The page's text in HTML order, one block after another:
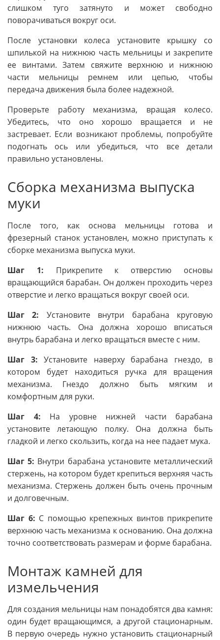
слишком туго затянуто и может свободно
поворачиваться вокруг оси.
После установки колеса установите крышку со
шпилькой на нижнюю часть мельницы и закрепите
ее винтами. Затем свяжите верхнюю и нижнюю
части мельницы ремнем или цепью, чтобы
передача движения была более надежной.
Проверьте работу механизма, вращая колесо.
Убедитесь, что оно хорошо вращается и не
застревает. Если возникают проблемы, попробуйте
подогнать ось или убедиться, что все детали
правильно установлены.
Сборка механизма выпуска
муки
После того, как основа мельницы готова и
фрезерный станок установлен, можно приступать к
сборке механизма выпуска муки.
Шаг 1: Прикрепите к отверстию основы
вращающийся барабан. Он должен проходить через
отверстие и легко вращаться вокруг своей оси.
Шаг 2: Установите внутри барабана круговую
нижнюю часть. Она должна хорошо вписаться
внутрь барабана и легко вращаться вместе с ним.
Шаг 3: Установите наверху барабана гнездо, в
котором будет находиться ручка для вращения
механизма. Гнездо должно быть мягким и
комфортным для руки.
Шаг 4: На уровне нижней части барабана
установите летающую полку. Она должна быть
гладкой и легко скользить, когда на нее падает мука.
Шаг 5: Внутри барабана установите металлический
стержень, на котором будет крепиться верхняя часть
механизма. Стержень должен быть очень прочным
и долговечным.
Шаг 6: С помощью крепежных винтов прикрепите
верхнюю часть механизма к основанию. Она должна
точно соответствовать размерам и форме барабана.
Монтаж камней для
измельчения
Для создания мельницы нам понадобятся два камня:
один будет вращающимся, а другой стационарным.
В первую очередь нужно установить стационарный